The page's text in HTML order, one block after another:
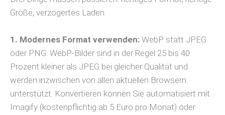
Größe, verzögertes Laden.
1. Modernes Format verwenden: WebP statt JPEG
oder PNG. WebP-Bilder sind in der Regel 25 bis 40
Prozent kleiner als JPEG bei gleicher Qualität und
werden inzwischen von allen aktuellen Browsern
unterstützt. Konvertieren können Sie automatisiert mit
Imagify (kostenpflichtig ab 5 Euro pro Monat) oder